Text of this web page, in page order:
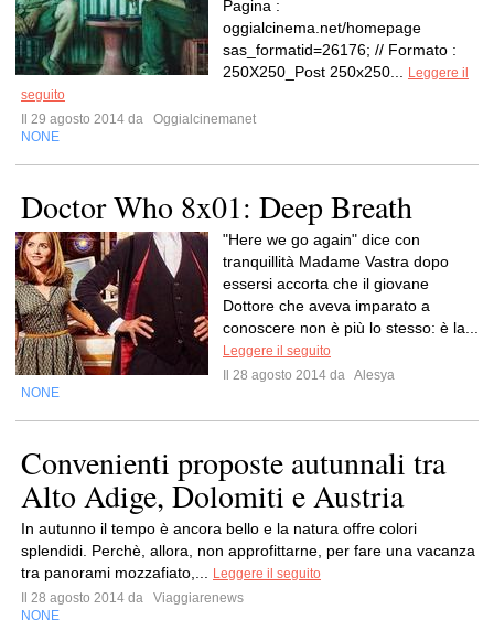
Pagina :
oggialcinema.net/homepage
sas_formatid=26176; // Formato :
250X250_Post 250x250...
Leggere il
seguito
Il 29 agosto 2014 da
Oggialcinemanet
NONE
Doctor Who 8x01: Deep Breath
"Here we go again" dice con
tranquillità Madame Vastra dopo
essersi accorta che il giovane
Dottore che aveva imparato a
conoscere non è più lo stesso: è la...
Leggere il seguito
Il 28 agosto 2014 da Alesya
NONE
Convenienti proposte autunnali tra
Alto Adige, Dolomiti e Austria
In autunno il tempo è ancora bello e la natura offre colori
splendidi. Perchè, allora, non approfittarne, per fare una vacanza
tra panorami mozzafiato,...
Leggere il seguito
Il 28 agosto 2014 da
Viaggiarenews
NONE